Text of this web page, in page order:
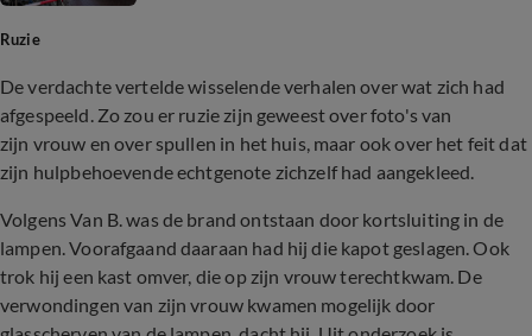
Ruzie
De verdachte vertelde wisselende verhalen over wat zich had
afgespeeld. Zo zou er ruzie zijn geweest over foto's van
zijn vrouw en over spullen in het huis, maar ook over het feit dat
zijn hulpbehoevende echtgenote zichzelf had aangekleed.
Volgens Van B. was de brand ontstaan door kortsluiting in de
lampen. Voorafgaand daaraan had hij die kapot geslagen. Ook
trok hij een kast omver, die op zijn vrouw terechtkwam. De
verwondingen van zijn vrouw kwamen mogelijk door